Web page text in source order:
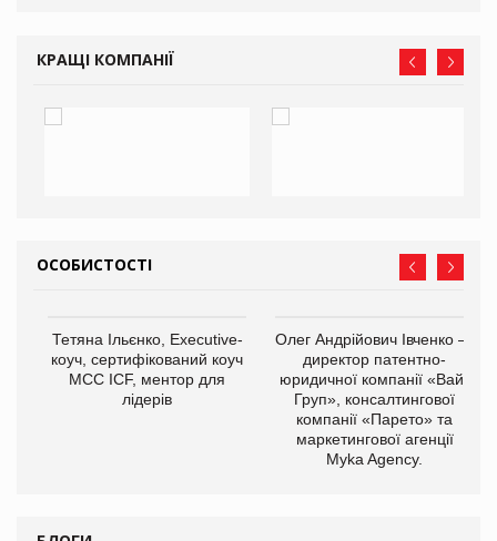
КРАЩІ КОМПАНІЇ
ОСОБИСТОСТІ
Тетяна Ільєнко, Executive-
коуч, сертифікований коуч
МСС ICF, ментор для
лідерів
Олег Андрійович Івченко —
директор патентно-
юридичної компанії «Вайз
Груп», консалтингової
компанії «Парето» та
маркетингової агенції
Myka Agency.